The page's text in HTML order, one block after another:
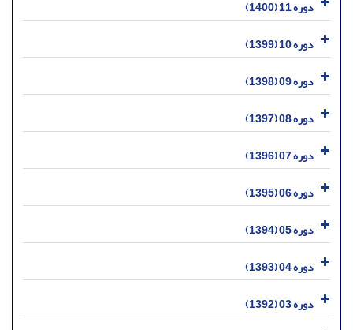
دوره 11 (1400)
دوره 10 (1399)
دوره 09 (1398)
دوره 08 (1397)
دوره 07 (1396)
دوره 06 (1395)
دوره 05 (1394)
دوره 04 (1393)
دوره 03 (1392)